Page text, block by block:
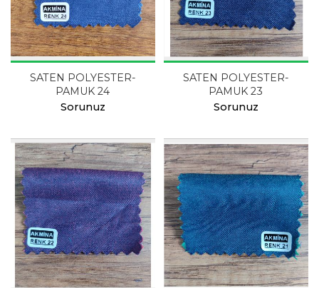
SATEN POLYESTER-
PAMUK 24
Sorunuz
SATEN POLYESTER-
PAMUK 23
Sorunuz